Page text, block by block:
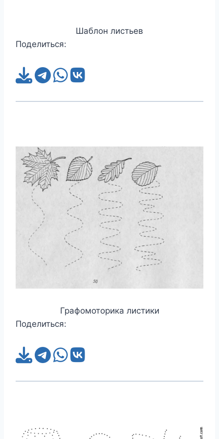
Шаблон листьев
Поделиться:
Графомоторика листики
Поделиться: